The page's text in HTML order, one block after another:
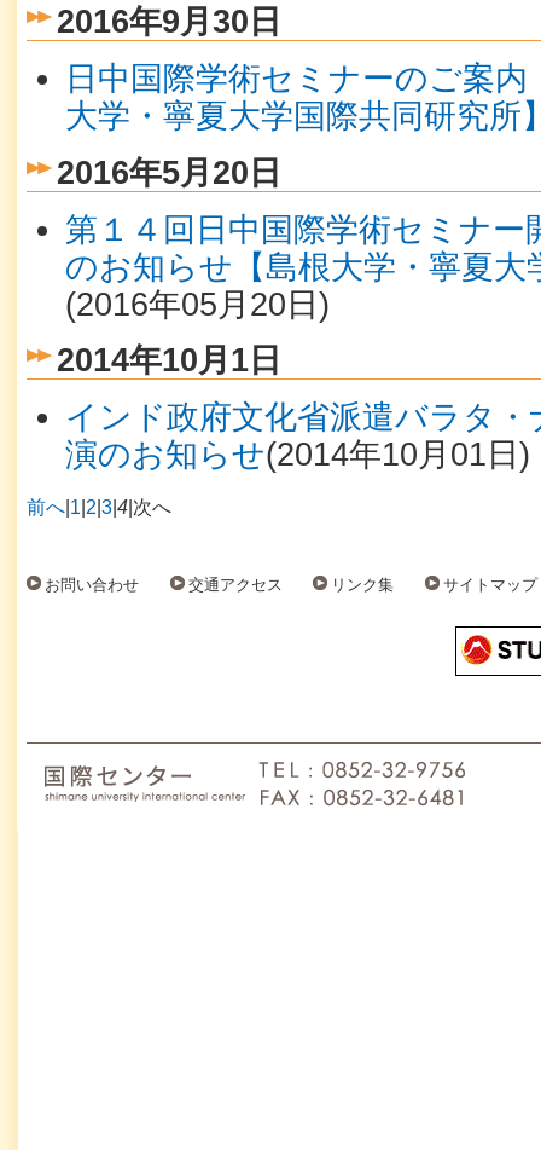
2016年9月30日
日中国際学術セミナーのご案
大学・寧夏大学国際共同研究所
2016年5月20日
第１４回日中国際学術セミナー
のお知らせ【島根大学・寧夏大
(2016年05月20日 )
2014年10月1日
インド政府文化省派遣バラタ
演のお知らせ(2014年10月01日 )
前へ 1 2 3 4 次へ
お問い合わせ 交通アクセス リンク集 サイトマップ